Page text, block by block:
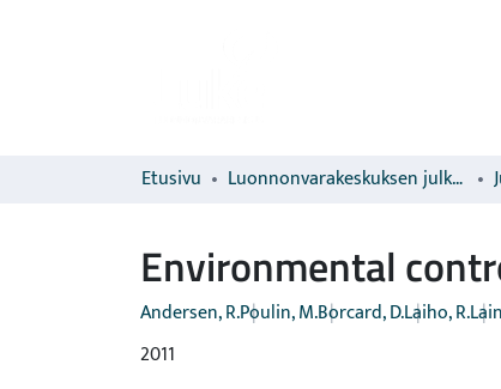
Etusivu Luonnonvarakeskuksen julkaisut
Environmental
Andersen, R.Poulin, M.Borcard, D.Laiho, R.
2011